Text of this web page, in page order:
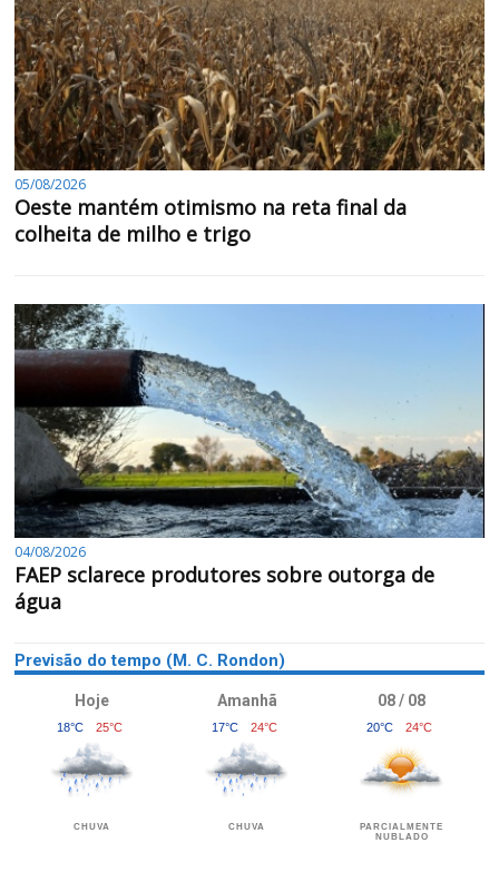
05/08/2026
Oeste mantém otimismo na reta final da
colheita de milho e trigo
04/08/2026
FAEP sclarece produtores sobre outorga de
água
Previsão do tempo (M. C. Rondon)
Hoje
18°C 25°C
CHUVA
Amanhã
17°C 24°C
CHUVA
08 / 08
20°C 24°C
PARCIALMENTE
NUBLADO